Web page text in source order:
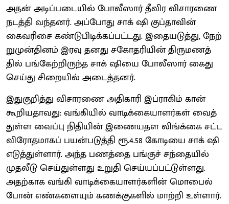
அதன் அடிப்​படை​யில் போலீ​ஸார் தீவிர விசா​ரணை
நடத்தி வந்​தனர். அப்​போது சாக் ஷி குப்​தா​வின்
கைவரிசை கண்​டு​பிடிக்​கப்​பட்​டது. இதையடுத்​து, நேற்​
று​முன்​தினம் இரவு தனது சகோ​தரி​யின் திரு​மணத்​
தில் பங்​கேற்​றிருந்த சாக் ஷியை போலீ​ஸார் கைது
செய்து சிறை​யில் அடைத்​தனர்.
இதுகுறித்து விசா​ரணை அதி​காரி இப்​ராகிம் கான்
கூறிய​தாவது: வங்​கி​யில் வாடிக்​கை​யாளர்​கள் வைத்​
துள்ள வைப்பு நிதி​யின் இணை​யதள லிங்க்கை சட்​ட​
விரோத​மாகப் பயன்​படுத்தி ரூ.4.58 கோடியை சாக் ஷி
எடுத்​துள்​ளார். அந்த பணத்தை பங்​குச் சந்​தை​யில்
முதலீடு செய்​துள்​ளது உறுதி செய்​யப்​பட்​டுள்​ளது.
அதற்​காக வங்கி வாடிக்​கை​யாளர்​களின் மொபைல்
போன் எண்​களை​யும் கணக்​கு​களில் மாற்றி உள்​ளார்.